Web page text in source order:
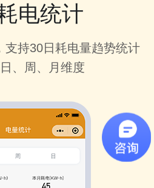
电统计
支持30日耗电量趋势统计
、周、月维度